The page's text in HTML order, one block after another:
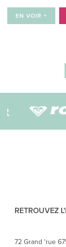
EN VOIR +
RETROUVEZ
72 Grand 'rue